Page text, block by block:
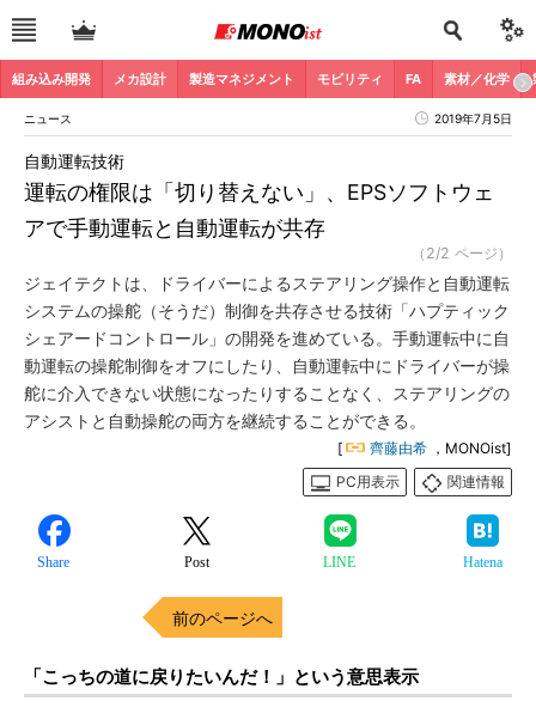
組み込み開発 メカ設計 製造マネジメント モビリティ FA 素材／化学
ニュース 2019年7月5日
運転の権限は「切り替えない」、EPSソフトウェ
アで手動運転と自動運転が共存
自動運転技術
（2/2 ページ）
ジェイテクトは、ドライバーによるステアリング操作と自動運転
システムの操舵（そうだ）制御を共存させる技術「ハプティック
シェアードコントロール」の開発を進めている。手動運転中に自
動運転の操舵制御をオフにしたり、自動運転中にドライバーが操
舵に介入できない状態になったりすることなく、ステアリングの
アシストと自動操舵の両方を継続することができる。
[ 齊藤由希 ，MONOist]
PC用表示
関連情報
Share Post LINE Hatena
前のページへ
「こっちの道に戻りたいんだ！」という意思表示